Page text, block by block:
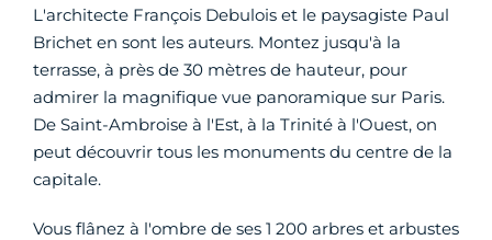
L'architecte François Debulois et le paysagiste Paul
Brichet en sont les auteurs. Montez jusqu'à la
terrasse, à près de 30 mètres de hauteur, pour
admirer la magnifique vue panoramique sur Paris.
De Saint-Ambroise à l'Est, à la Trinité à l'Ouest, on
peut découvrir tous les monuments du centre de la
capitale.
Vous flânez à l'ombre de ses 1 200 arbres et arbustes